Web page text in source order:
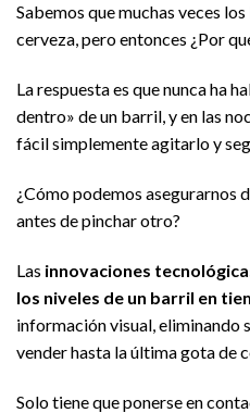
Sabemos que muchas veces
cerveza, pero entonces ¿Por
La respuesta es que nunca ha
dentro» de un barril, y en las
fácil simplemente agitarlo y
¿Cómo podemos asegurarnos
antes de pinchar otro?
Las innovaciones
los niveles de un barril en
información visual, eliminando
vender hasta la última gota de
Solo tiene que ponerse en